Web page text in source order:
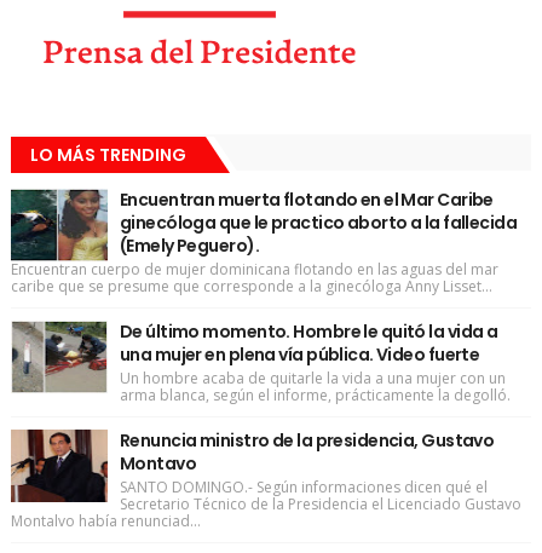
LO MÁS TRENDING
Encuentran muerta flotando en el Mar Caribe
ginecóloga que le practico aborto a la fallecida
(Emely Peguero).
Encuentran cuerpo de mujer dominicana flotando en las aguas del mar
caribe que se presume que corresponde a la ginecóloga Anny Lisset...
De último momento. Hombre le quitó la vida a
una mujer en plena vía pública. Video fuerte
Un hombre acaba de quitarle la vida a una mujer con un
arma blanca, según el informe, prácticamente la degolló.
Renuncia ministro de la presidencia, Gustavo
Montavo
SANTO DOMINGO.- Según informaciones dicen qué el
Secretario Técnico de la Presidencia el Licenciado Gustavo
Montalvo había renunciad...